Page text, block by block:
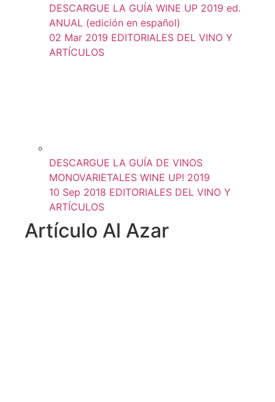
DESCARGUE LA GUÍA WINE UP 2019 ed.
ANUAL (edición en español)
02 Mar 2019 EDITORIALES DEL VINO Y
ARTÍCULOS
DESCARGUE LA GUÍA DE VINOS
MONOVARIETALES WINE UP! 2019
10 Sep 2018 EDITORIALES DEL VINO Y
ARTÍCULOS
Artículo Al Azar